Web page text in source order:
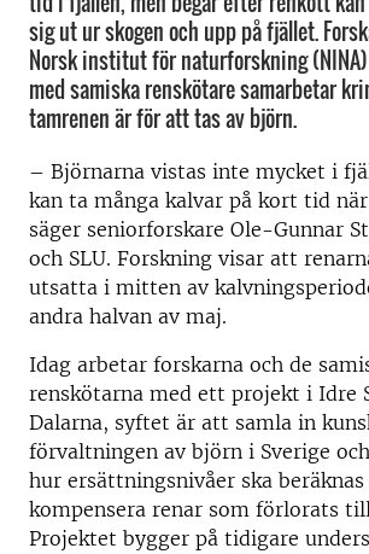
sig ut ur skogen och upp på fjället.
Norsk institut för naturforskning
med samiska renskötare samarbetar
tamrenen är för att tas av björn.
– Björnarna vistas inte mycket i
kan ta många kalvar på kort tid
säger seniorforskare Ole-Gunnar
och SLU. Forskning visar att
utsatta i mitten av
andra halvan av maj.
Idag arbetar forskarna och de
renskötarna med ett projekt i Idre
Dalarna, syftet är att samla in
förvaltningen av björn i Sverige
hur ersättningsnivåer ska
kompensera renar som förlorats
Projektet bygger på tidigare